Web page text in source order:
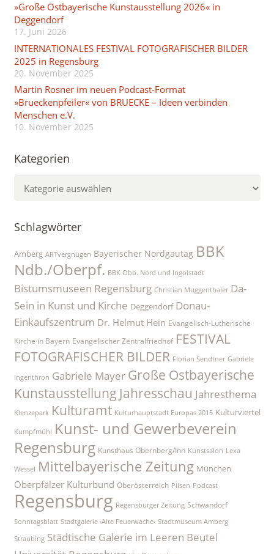
»Große Ostbayerische Kunstausstellung 2026« in
Deggendorf
17. Juni 2026
INTERNATIONALES FESTIVAL FOTOGRAFISCHER BILDER
2025 in Regensburg
20. November 2025
Martin Rosner im neuen Podcast-Format
»Brueckenpfeiler« von BRUECKE – Ideen verbinden
Menschen e.V.
10. November 2025
Kategorien
Kategorien
Schlagwörter
Amberg ARTvergnügen Bayerischer Nordgautag BBK
Ndb./Oberpf. BBK Obb. Nord und Ingolstadt
Bistumsmuseen Regensburg Christian Muggenthaler Da-
Sein in Kunst und Kirche Deggendorf Donau-
Einkaufszentrum Dr. Helmut Hein Evangelisch-Lutherische
Kirche in Bayern Evangelischer Zentralfriedhof FESTIVAL
FOTOGRAFISCHER BILDER Florian Sendtner Gabriele
Ingenthron Gabriele Mayer Große Ostbayerische
Kunstausstellung Jahresschau Jahresthema
Klenzepark Kulturamt Kulturhauptstadt Europas 2015 Kulturviertel
Kumpfmühl Kunst- und Gewerbeverein
Regensburg Kunsthaus Obernberg/Inn Kunstsalon Lexa
Wessel Mittelbayerische Zeitung München
Oberpfälzer Kulturbund Oberösterreich Pilsen Podcast
Regensburg Regensburger Zeitung Schwandorf
Sonntagsblatt Stadtgalerie ›Alte Feuerwache‹ Stadtmuseum Amberg
Straubing Städtische Galerie im Leeren Beutel